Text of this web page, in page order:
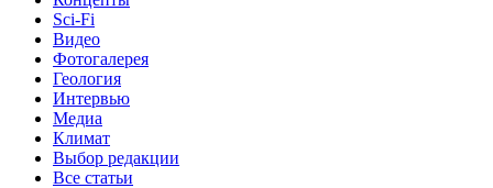
Sci-Fi
Видео
Фотогалерея
Геология
Интервью
Медиа
Климат
Выбор редакции
Все статьи